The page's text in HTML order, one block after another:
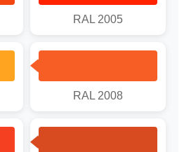
RAL 2005
RAL 2008